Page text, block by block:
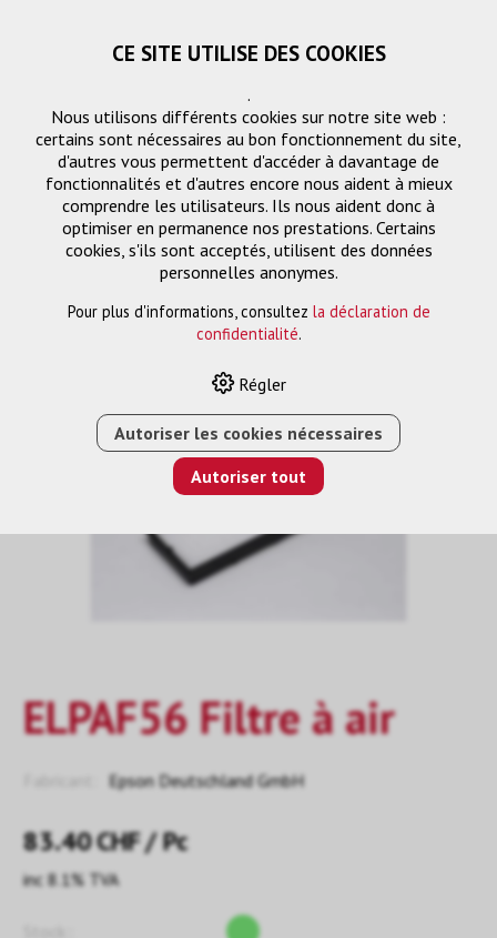
ELPAF56 FILTRE À AIR
ELPAF56 Filtre à air
Epson Deutschland GmbH
83.40CHF/ Pc
inc 8.1% TVA
CE SITE UTILISE DES COOKIES
.
Nous utilisons différents cookies sur notre site web :
certains sont nécessaires au bon fonctionnement du site,
d'autres vous permettent d'accéder à davantage de
fonctionnalités et d'autres encore nous aident à mieux
comprendre les utilisateurs. Ils nous aident donc à
optimiser en permanence nos prestations. Certains
cookies, s'ils sont acceptés, utilisent des données
personnelles anonymes.
Pour plus d'informations, consultez la déclaration de
confidentialité.
Régler
Autoriser les cookies nécessaires
Autoriser tout